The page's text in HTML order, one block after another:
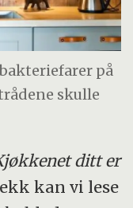
på
skulle
ditt er
kan vi lese